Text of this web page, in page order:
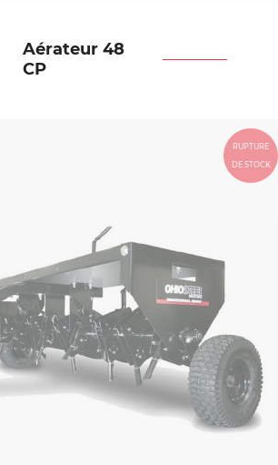
Aérateur 48
CP
RUPTURE
DE STOCK